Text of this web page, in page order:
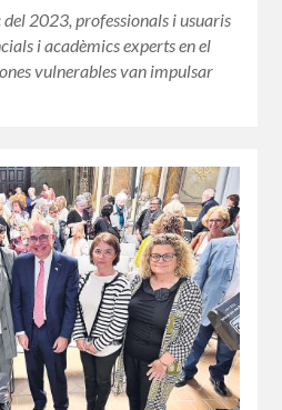
del 2023, professionals i usuaris
i acadèmics experts en el
vulnerables van impulsar